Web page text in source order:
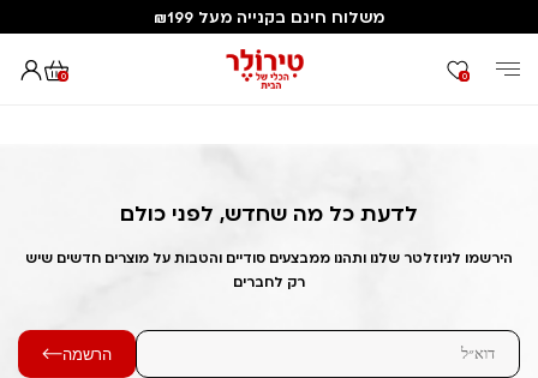
משלוח חינם בקנייה מעל ₪199
0 0
דף הבית Out of Stock Alert 2025/05/22 1747911403
לדעת כל מה שחדש, לפני כולם
הירשמו לניוזלטר שלנו ותהנו ממבצעים סודיים והטבות על מוצרים חדשים שיש
רק לחברים
הרשמה